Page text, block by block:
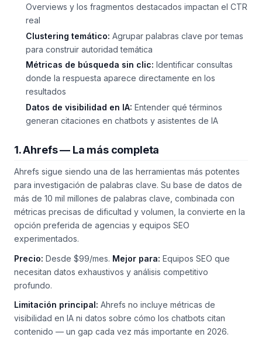
Overviews y los fragmentos destacados impactan el CTR
real
Clustering temático: Agrupar palabras clave por temas
para construir autoridad temática
Métricas de búsqueda sin clic: Identificar consultas
donde la respuesta aparece directamente en los
resultados
Datos de visibilidad en IA: Entender qué términos
generan citaciones en chatbots y asistentes de IA
1. Ahrefs — La más completa
Ahrefs sigue siendo una de las herramientas más potentes
para investigación de palabras clave. Su base de datos de
más de 10 mil millones de palabras clave, combinada con
métricas precisas de dificultad y volumen, la convierte en la
opción preferida de agencias y equipos SEO
experimentados.
Precio: Desde $99/mes. Mejor para: Equipos SEO que
necesitan datos exhaustivos y análisis competitivo
profundo.
Limitación principal: Ahrefs no incluye métricas de
visibilidad en IA ni datos sobre cómo los chatbots citan
contenido — un gap cada vez más importante en 2026.